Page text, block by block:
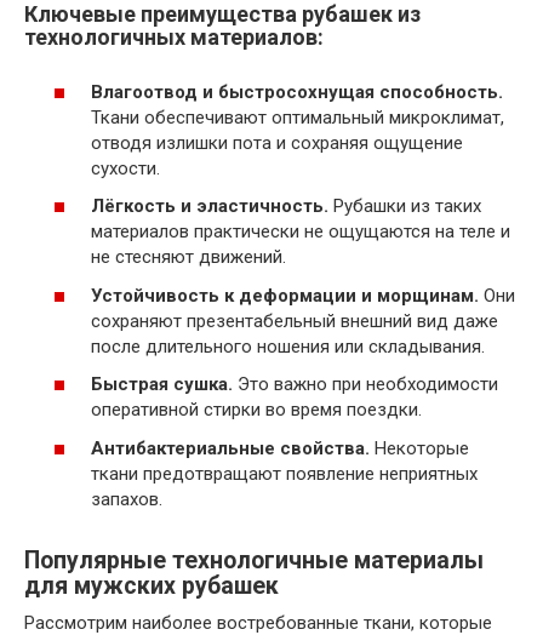
Ключевые преимущества рубашек из
технологичных материалов:
Влагоотвод и быстросохнущая способность.
Ткани обеспечивают оптимальный микроклимат,
отводя излишки пота и сохраняя ощущение
сухости.
Лёгкость и эластичность. Рубашки из таких
материалов практически не ощущаются на теле и
не стесняют движений.
Устойчивость к деформации и морщинам. Они
сохраняют презентабельный внешний вид даже
после длительного ношения или складывания.
Быстрая сушка. Это важно при необходимости
оперативной стирки во время поездки.
Антибактериальные свойства. Некоторые
ткани предотвращают появление неприятных
запахов.
Популярные технологичные материалы
для мужских рубашек
Рассмотрим наиболее востребованные ткани, которые